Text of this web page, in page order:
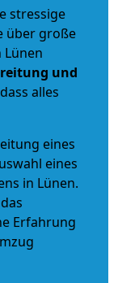
stressige
über große
und
alles
eines
eines
in Lünen.
Erfahrung